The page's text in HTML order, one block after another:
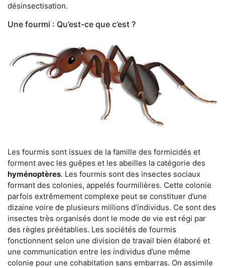
désinsectisation.
Une fourmi : Qu’est-ce que c’est ?
Les fourmis sont issues de la famille des formicidés et
forment avec les guêpes et les abeilles la catégorie des
hyménoptères. Les fourmis sont des insectes sociaux
formant des colonies, appelés fourmilières. Cette colonie
parfois extrêmement complexe peut se constituer d’une
dizaine voire de plusieurs millions d’individus. Ce sont des
insectes très organisés dont le mode de vie est régi par
des règles préétablies. Les sociétés de fourmis
fonctionnent selon une division de travail bien élaboré et
une communication entre les individus d’une même
colonie pour une cohabitation sans embarras. On assimile